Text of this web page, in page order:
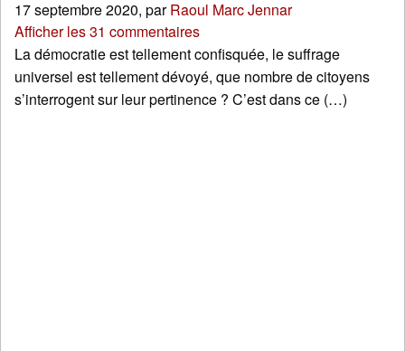
17 septembre 2020, parRaoul Marc Jennar
Afficher les 31 commentaires
La démocratie est tellement confisquée, le suffrage
universel est tellement dévoyé, que nombre de citoyens
s’interrogent sur leur pertinence ? C’est dans ce (…)